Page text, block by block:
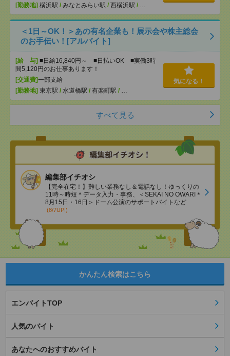
[勤務地] 横浜駅 / みなとみらい駅 / 西横浜駅 / …
＜1日～OK！＞あの有名企業も！展示会や株主総会
のお手伝い！[アルバイト]
[給 与] ■日給16,840円～ ■日払いOK ■実働3時
間5,120円のお仕事あります！
[交通費]一部支給
[勤務地] 東京駅 / 水道橋駅 / 有楽町駅 / …
気になる！
すべて見る
編集部イチオシ
【完全在宅！】難しい業務なし＆電話なし！ゆっくりの
11時～時短＊データ入力・事務、＜SEKAI NO OWARI＊
8月15日・16日＞ドーム公演のサポートバイトなど
(8/7UP!)
かんたん検索はこちら
エンバイトTOP
人気のバイト
あなたへのおすすめバイト